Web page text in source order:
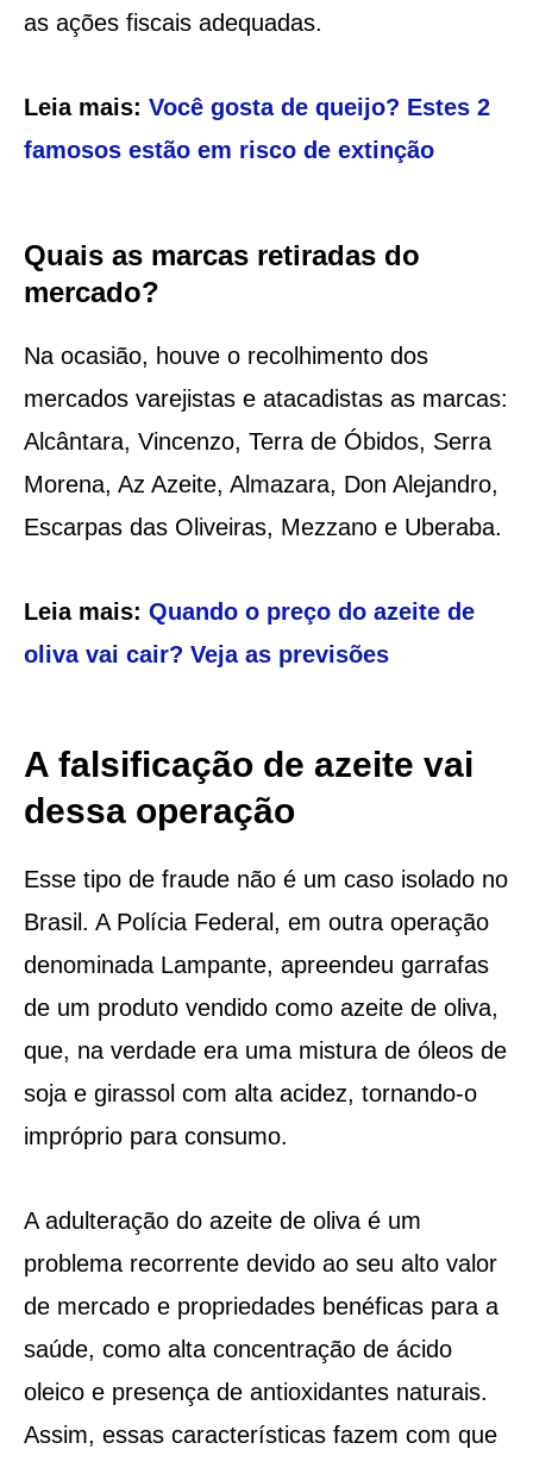
as ações fiscais adequadas.
Leia mais: Você gosta de queijo? Estes 2
famosos estão em risco de extinção
Quais as marcas retiradas do
mercado?
Na ocasião, houve o recolhimento dos
mercados varejistas e atacadistas as marcas:
Alcântara, Vincenzo, Terra de Óbidos, Serra
Morena, Az Azeite, Almazara, Don Alejandro,
Escarpas das Oliveiras, Mezzano e Uberaba.
Leia mais: Quando o preço do azeite de
oliva vai cair? Veja as previsões
A falsificação de azeite vai
dessa operação
Esse tipo de fraude não é um caso isolado no
Brasil. A Polícia Federal, em outra operação
denominada Lampante, apreendeu garrafas
de um produto vendido como azeite de oliva,
que, na verdade era uma mistura de óleos de
soja e girassol com alta acidez, tornando-o
impróprio para consumo.
A adulteração do azeite de oliva é um
problema recorrente devido ao seu alto valor
de mercado e propriedades benéficas para a
saúde, como alta concentração de ácido
oleico e presença de antioxidantes naturais.
Assim, essas características fazem com que